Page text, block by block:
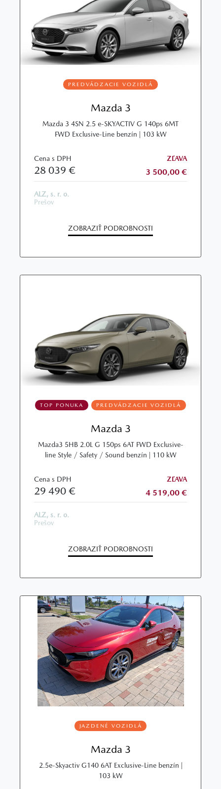
PREDVÁDZACIE VOZIDLÁ
Mazda 3
Mazda 3 4SN 2.5 e-SKYACTIV G 140ps 6MT
FWD Exclusive-Line benzín | 103 kW
Cena s DPH
28 039 €
ZĽAVA
3 500,00 €
ALZ, s. r. o.
Prešov
ZOBRAZIŤ PODROBNOSTI
TOP PONUKA PREDVÁDZACIE VOZIDLÁ
Mazda 3
Mazda3 5HB 2.0L G 150ps 6AT FWD Exclusive-
line Style / Safety / Sound benzín | 110 kW
Cena s DPH
29 490 €
ZĽAVA
4 519,00 €
ALZ, s. r. o.
Prešov
ZOBRAZIŤ PODROBNOSTI
JAZDENÉ VOZIDLÁ
Mazda 3
2.5e-Skyactiv G140 6AT Exclusive-Line benzín |
103 kW